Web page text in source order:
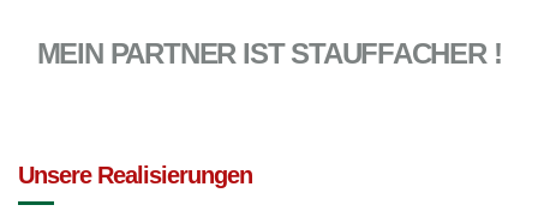
MEIN PARTNER IST STAUFFACHER !
Unsere Realisierungen